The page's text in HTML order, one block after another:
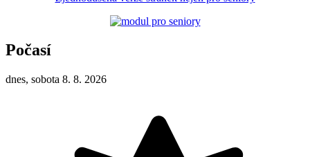
Počasí
dnes, sobota 8. 8. 2026